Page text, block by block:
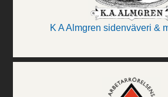
K A Almgren sidenväveri &